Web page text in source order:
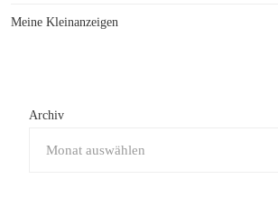
Meine Kleinanzeigen
Archiv